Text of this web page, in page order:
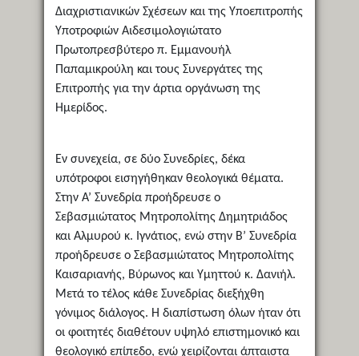
Διαχριστιανικών Σχέσεων και της Υποεπιτροπής
Υποτροφιών Αιδεσιμολογιώτατο
Πρωτοπρεσβύτερο π. Εμμανουήλ
Παπαμικρούλη και τους Συνεργάτες της
Επιτροπής για την άρτια οργάνωση της
Ημερίδος.
Εν συνεχεία, σε δύο Συνεδρίες, δέκα
υπότροφοι εισηγήθηκαν θεολογικά θέματα.
Στην Α’ Συνεδρία προήδρευσε ο
Σεβασμιώτατος Μητροπολίτης Δημητριάδος
και Αλμυρού κ. Ιγνάτιος, ενώ στην Β’ Συνεδρία
προήδρευσε ο Σεβασμιώτατος Μητροπολίτης
Καισαριανής, Βύρωνος και Υμηττού κ. Δανιήλ.
Μετά το τέλος κάθε Συνεδρίας διεξήχθη
γόνιμος διάλογος. Η διαπίστωση όλων ήταν ότι
οι φοιτητές διαθέτουν υψηλό επιστημονικό και
θεολογικό επίπεδο, ενώ χειρίζονται άπταιστα